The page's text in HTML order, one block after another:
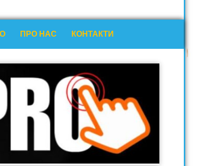
ПРО НАС КОНТАКТИ